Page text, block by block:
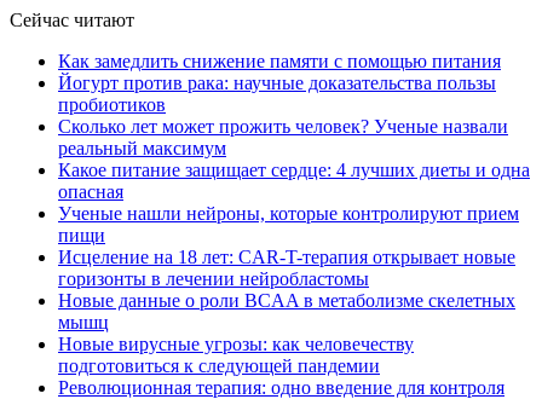
Сейчас читают
Как замедлить снижение памяти с помощью питания
Йогурт против рака: научные доказательства пользы
пробиотиков
Сколько лет может прожить человек? Ученые назвали
реальный максимум
Какое питание защищает сердце: 4 лучших диеты и одна
опасная
Ученые нашли нейроны, которые контролируют прием
пищи
Исцеление на 18 лет: CAR-T-терапия открывает новые
горизонты в лечении нейробластомы
Новые данные о роли BCAA в метаболизме скелетных
мышц
Новые вирусные угрозы: как человечеству
подготовиться к следующей пандемии
Революционная терапия: одно введение для контроля